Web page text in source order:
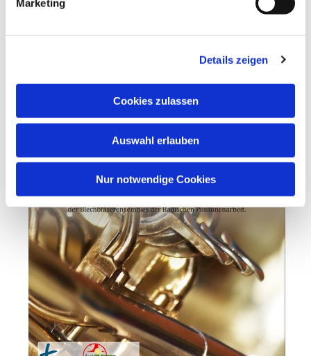
Marketing
Details zeigen
Cookies zulassen
Auswahl erlauben
Nur notwendige Cookies